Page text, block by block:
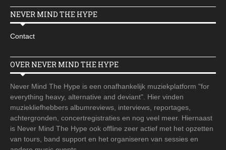
NEVER MIND THE HYPE
Contact
OVER NEVER MIND THE HYPE
Never Mind The Hype is een onafhankelijk muziekplatform "for
everything heavy, alternative and deviant". Hier vinden
muziekliefhebbers albumreviews, interviews, reportages,
achtergronden, concertregistraties en nog veel meer. Hiernaast
is Never Mind The Hype ook offline zeer actief met het opzetten
van tours, band support en het organiseren van sessies en